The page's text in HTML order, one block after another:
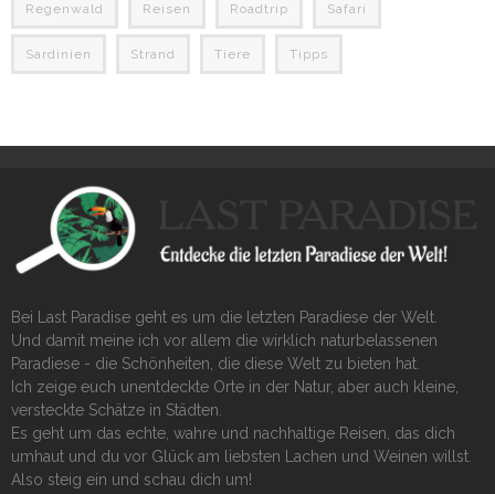
Regenwald Reisen Roadtrip Safari
Sardinien Strand Tiere Tipps
Bei Last Paradise geht es um die letzten Paradiese der Welt.
Und damit meine ich vor allem die wirklich naturbelassenen
Paradiese - die Schönheiten, die diese Welt zu bieten hat.
Ich zeige euch unentdeckte Orte in der Natur, aber auch kleine,
versteckte Schätze in Städten.
Es geht um das echte, wahre und nachhaltige Reisen, das dich
umhaut und du vor Glück am liebsten Lachen und Weinen willst.
Also steig ein und schau dich um!